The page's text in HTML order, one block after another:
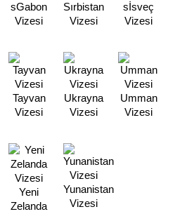
sGabon
Vizesi
Sırbistan
Vizesi
sİsveç
Vizesi
Tayvan
Vizesi
Ukrayna
Vizesi
Umman
Vizesi
Yeni
Zelanda
Yunanistan
Vizesi